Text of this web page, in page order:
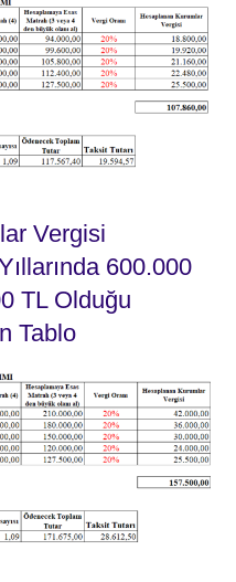
Vergisi
600.000
TL Olduğu
Tablo